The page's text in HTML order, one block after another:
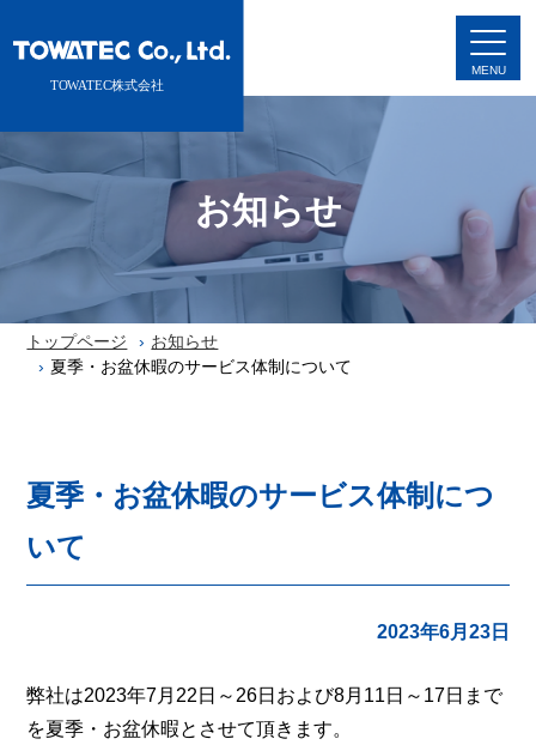
お知らせ
トップページ
お知らせ
夏季・お盆休暇のサービス体制について
夏季・お盆休暇のサービス体制につ
いて
2023年6月23日
弊社は2023年7月22日～26日および8月11日～17日まで
を夏季・お盆休暇とさせて頂きます。